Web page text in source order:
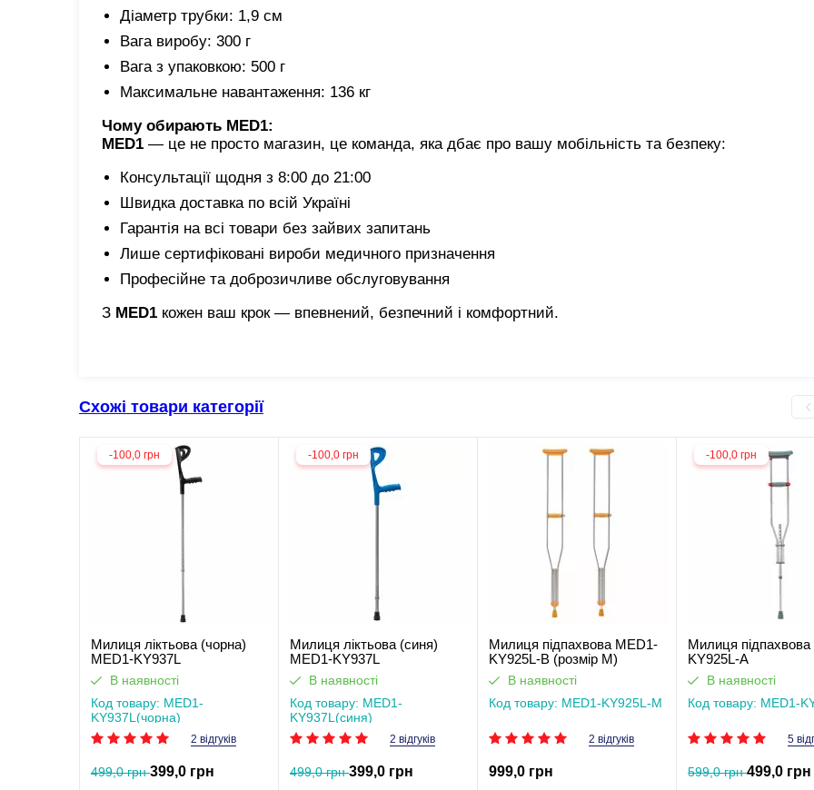
Діаметр трубки: 1,9 см
Вага виробу: 300 г
Вага з упаковкою: 500 г
Максимальне навантаження: 136 кг
Чому обирають MED1:
MED1 — це не просто магазин, це команда, яка дбає про вашу мобільність та безпеку:
Консультації щодня з 8:00 до 21:00
Швидка доставка по всій Україні
Гарантія на всі товари без зайвих запитань
Лише сертифіковані вироби медичного призначення
Професійне та доброзичливе обслуговування
З MED1 кожен ваш крок — впевнений, безпечний і комфортний.
Схожі товари категорії
-100,0 грн
Милиця ліктьова (чорна)
MED1-KY937L
В наявності
Код товару: MED1-
KY937L(чорна)
2 відгуків
499,0 грн399,0 грн
-100,0 грн
Милиця ліктьова (синя)
MED1-KY937L
В наявності
Код товару: MED1-
KY937L(синя)
2 відгуків
499,0 грн399,0 грн
Милиця підпахвова MED1-
KY925L-B (розмір M)
В наявності
Код товару: MED1-KY925L-M
2 відгуків
999,0 грн
-100,0 грн
Милиця
KY925L-А
В наявності
Код товару: MED1-
5
599,0 грн499,0 грн